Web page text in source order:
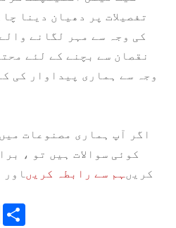
تفصیلات پر دھیان دینا
کی وجہ سے مہر لگانے
نقصان سے بچنے کے لئے
وجہ سے ہماری پیداوار کی
اگر آپ ہماری مصنوعات
کوئی سوالات ہیں تو ،
کریںہم سے رابطہ کریں
LinkedIn